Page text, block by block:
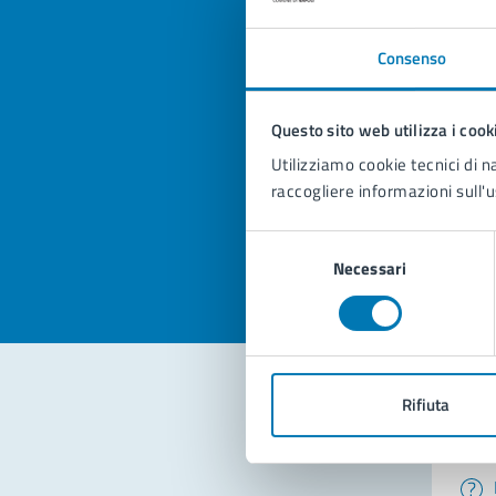
Consenso
Questo sito web utilizza i
Utilizziamo cookie tecnici di
raccogliere informazioni
Necessari
Rifiuta
Valuta